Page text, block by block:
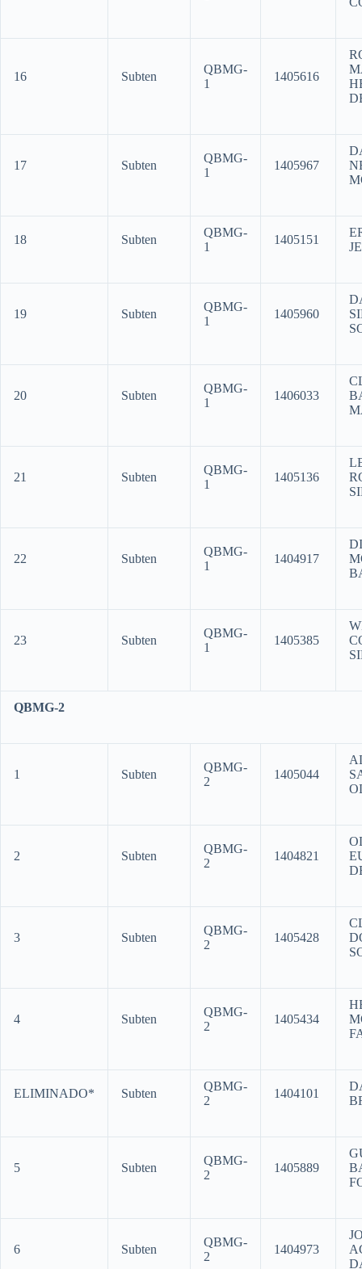
16 Subten
QBMG-
1
1405616
17 Subten
QBMG-
1
1405967
18 Subten
QBMG-
1
1405151
19 Subten
QBMG-
1
1405960
20 Subten
QBMG-
1
1406033
21 Subten
QBMG-
1
1405136
22 Subten
QBMG-
1
1404917
23 Subten
QBMG-
1
1405385
QBMG-2
1 Subten
QBMG-
2
1405044
2 Subten
QBMG-
2
1404821
3 Subten
QBMG-
2
1405428
4 Subten
QBMG-
2
1405434
ELIMINADO* Subten
QBMG-
2
1404101
5 Subten
QBMG-
2
1405889
6 Subten
QBMG-
2
1404973